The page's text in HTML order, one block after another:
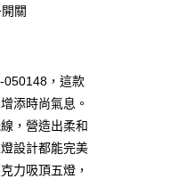
關
050148，這款
添時尚氣息。
，營造出柔和
設計都能完美
力吸頂五燈，